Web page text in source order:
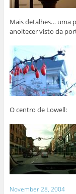
Mais detalhes… uma
anoitecer visto da
O centro de Lowell:
November 28, 2004